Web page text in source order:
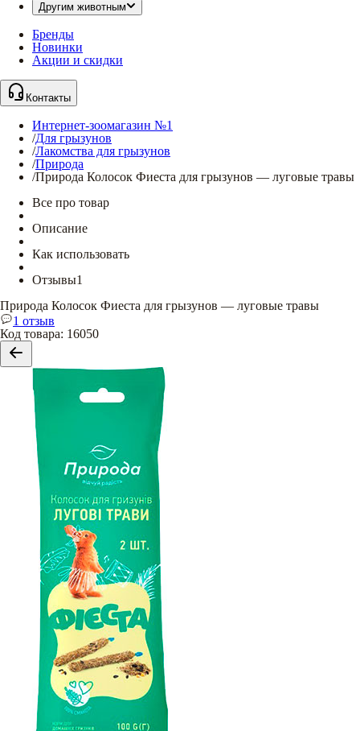
Другим животным
Бренды
Новинки
Акции и скидки
Контакты
Интернет-зоомагазин №1
/Для грызунов
/Лакомства для грызунов
/Природа
/Природа Колосок Фиеста для грызунов — луговые травы
Все про товар
Описание
Как использовать
Отзывы1
Природа Колосок Фиеста для грызунов — луговые травы
1 отзыв
Код товара: 16050